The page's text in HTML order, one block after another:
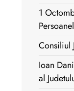
1
Consiliul
Ioan
al